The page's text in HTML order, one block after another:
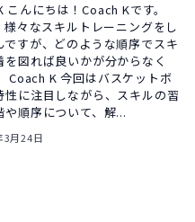
こんにちは！Coach Kです。
様々なスキルトレーニングをし
ですが、どのような順序でスキ
を図れば良いかが分からなく
Coach K 今回はバスケットボ
性に注目しながら、スキルの習
や順序について、解...
3月24日